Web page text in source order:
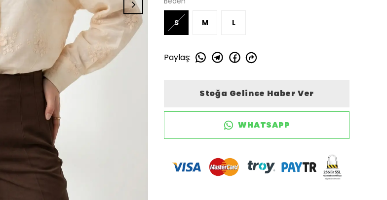
S M L
Paylaş:
Stoğa Gelince Haber Ver
WHATSAPP